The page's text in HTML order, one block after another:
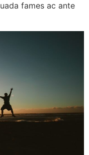
fames ac ante